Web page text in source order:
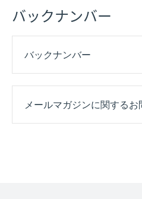
バックナンバー
バックナンバー
メールマガジンに関する